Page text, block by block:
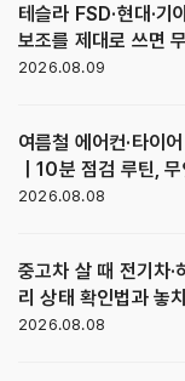
테슬라 FSD·현대·
보조를 제대로 쓰면
2026.08.09
여름철 에어컨·타이
｜10분 점검 루틴,
2026.08.08
중고차 살 때 전기차·
리 상태 확인법과 놓
2026.08.08